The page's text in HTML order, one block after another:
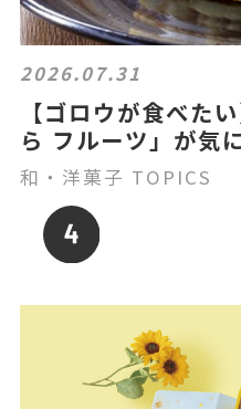
2026.07.31
【ゴロウが食べた
ら フルーツ」が
和・洋菓子 TOPICS